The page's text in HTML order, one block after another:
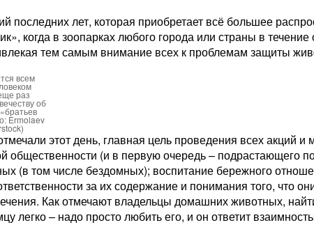
последних лет, которая приобретает всё большее
когда в зоопарках любого города или страны в
тем самым внимание всех к проблемам защиты
всем
раз
об
Ermolaev
этот день, главная цель проведения всех акций и
общественности (и в первую очередь – подрастающего
(в том числе бездомных); воспитание бережного
за их содержание и понимания того, что
Как отмечают владельцы домашних животных,
легко – надо просто любить его, и он ответит